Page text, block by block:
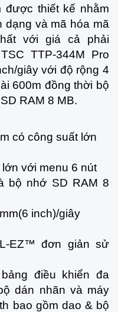
được thiết kế nhằm
dạng và mã hóa mã
với giá cả phải
TTP-344M Pro
giây với độ rộng 4
600m đồng thời bộ
RAM 8 MB.
có công suất lớn
với menu 6 nút
bộ nhớ SD RAM 8
inch)/giây
EZ™ đơn giản sử
điều khiển đa
dán nhãn và máy
bao gồm dao & bộ